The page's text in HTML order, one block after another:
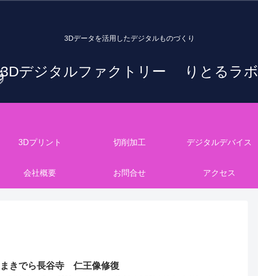
3Dデータを活用したデジタルものづくり
3Dデジタルファクトリー りとるラボ
3Dプリント 切削加工 デジタルデバイス
会社概要 お問合せ アクセス
まきでら長谷寺 仁王像修復